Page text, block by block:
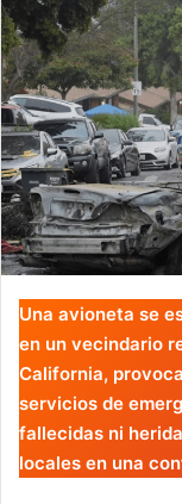
Una avioneta se
en un vecindario
California,
servicios de
fallecidas ni
locales en una